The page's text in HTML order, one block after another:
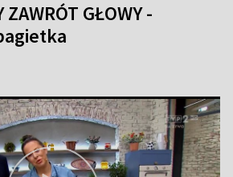
ZAWRÓT GŁOWY -